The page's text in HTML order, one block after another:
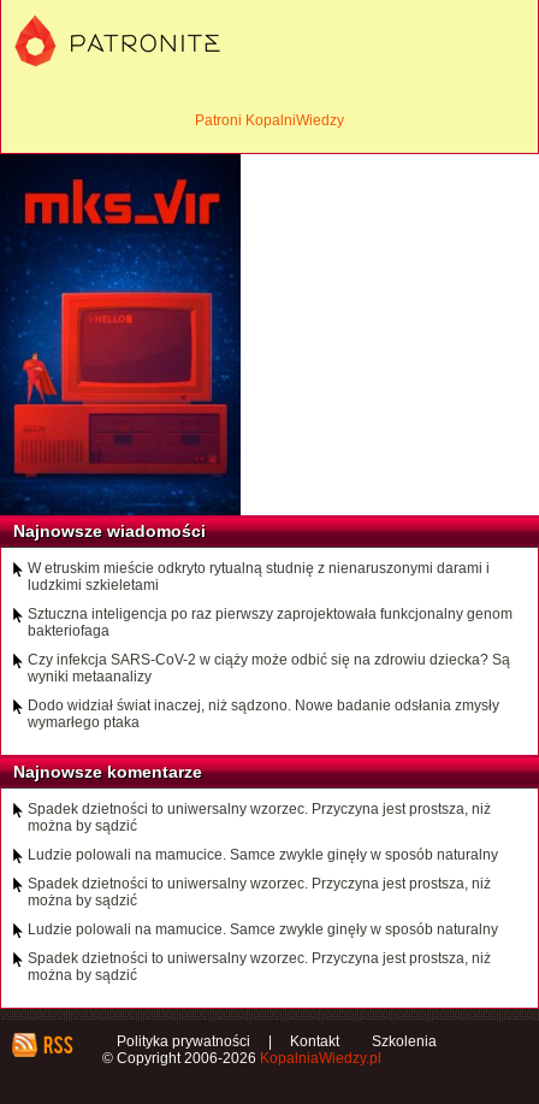
Patroni KopalniWiedzy
Najnowsze wiadomości
W etruskim mieście odkryto rytualną studnię z nienaruszonymi darami i
ludzkimi szkieletami
Sztuczna inteligencja po raz pierwszy zaprojektowała funkcjonalny genom
bakteriofaga
Czy infekcja SARS-CoV-2 w ciąży może odbić się na zdrowiu dziecka? Są
wyniki metaanalizy
Dodo widział świat inaczej, niż sądzono. Nowe badanie odsłania zmysły
wymarłego ptaka
Najnowsze komentarze
Spadek dzietności to uniwersalny wzorzec. Przyczyna jest prostsza, niż
można by sądzić
Ludzie polowali na mamucice. Samce zwykle ginęły w sposób naturalny
Spadek dzietności to uniwersalny wzorzec. Przyczyna jest prostsza, niż
można by sądzić
Ludzie polowali na mamucice. Samce zwykle ginęły w sposób naturalny
Spadek dzietności to uniwersalny wzorzec. Przyczyna jest prostsza, niż
można by sądzić
Polityka prywatności Kontakt
Szkolenia
© Copyright 2006-2026 KopalniaWiedzy.pl